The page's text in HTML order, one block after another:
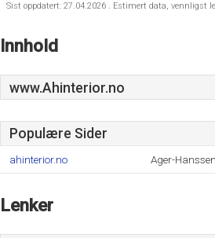
Sist oppdatert: 27.04.2026 . Estimert data, vennligst
Innhold
www.Ahinterior.no
Populære Sider
ahinterior.no Ager-
Lenker